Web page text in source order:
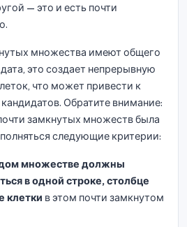
— это и есть почти
множества имеют общего
это создает непрерывную
что может привести к
Обратите внимание:
замкнутых множеств была
следующие критерии:
множестве должны
в одной строке, столбце
клетки в этом почти замкнутом